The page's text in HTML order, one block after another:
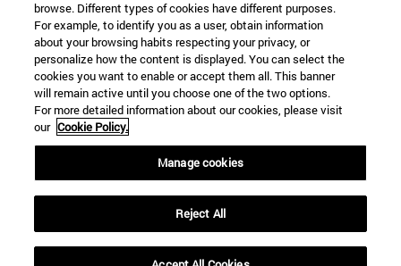
browse. Different types of cookies have different purposes.
For example, to identify you as a user, obtain information
about your browsing habits respecting your privacy, or
personalize how the content is displayed. You can select the
cookies you want to enable or accept them all. This banner
will remain active until you choose one of the two options.
For more detailed information about our cookies, please visit
our Cookie Policy.
Manage cookies
Reject All